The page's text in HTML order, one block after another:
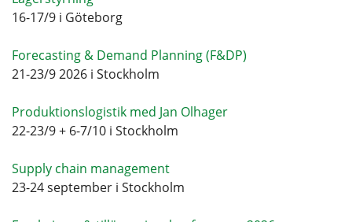
16-17/9 i Göteborg
Forecasting & Demand Planning (F&DP)
21-23/9 2026 i Stockholm
Produktionslogistik med Jan Olhager
22-23/9 + 6-7/10 i Stockholm
Supply chain management
23-24 september i Stockholm